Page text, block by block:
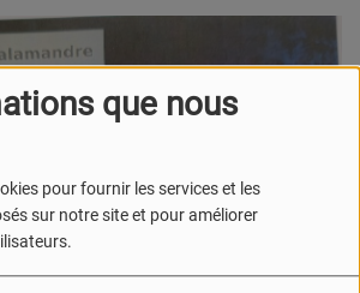
que nous
pour fournir les services et les
sur notre site et pour améliorer